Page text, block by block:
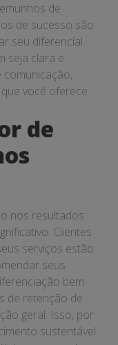
de
de sucesso são
seu diferencial.
seja clara e
você oferece.
de
nos resultados
Clientes
serviços estão
seus
bem
de retenção de
geral. Isso, por
sustentável